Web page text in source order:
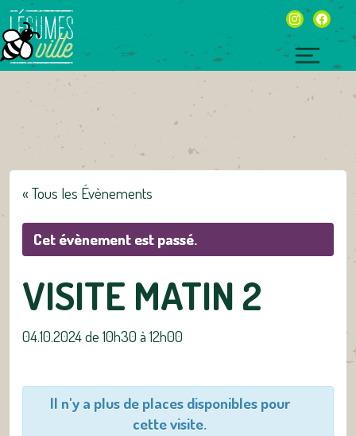
Skip
to
content
instagram
« Tous les Évènements
Cet évènement est passé.
VISITE MATIN 2
04.10.2024 de 10h30 à 12h00
Il n'y a plus de places disponibles pour
cette visite.